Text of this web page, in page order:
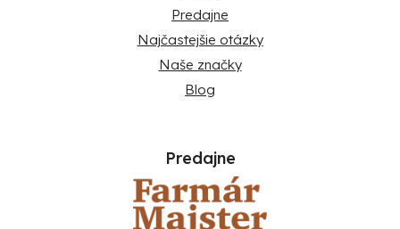
Predajne
Najčastejšie otázky
Naše značky
Blog
Predajne